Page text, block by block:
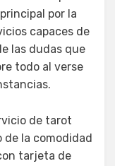
por la
capaces de
las dudas que
todo al verse
de tarot
de la comodidad
tarjeta de